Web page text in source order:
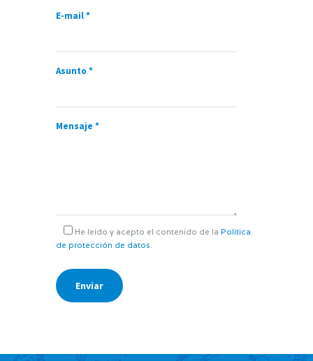
E-mail *
Asunto *
Mensaje *
He leído y acepto el contenido de la Política
de protección de datos.